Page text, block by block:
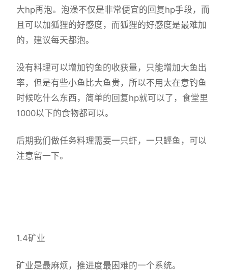
大hp再泡。泡澡不仅是非常便宜的回复hp手段，而
且可以加狐狸的好感度，而狐狸的好感度是最难加
的，建议每天都泡。
没有料理可以增加钓鱼的收获量，只能增加大鱼出
率，但是有些小鱼比大鱼贵，所以不用太在意钓鱼
时候吃什么东西，简单的回复hp就可以了，食堂里
1000以下的食物都可以。
后期我们做任务料理需要一只虾，一只鲣鱼，可以
注意留一下。
1.4矿业
矿业是最麻烦，推进度最困难的一个系统。